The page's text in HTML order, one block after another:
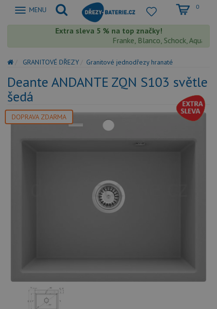
Zobrazit
MENU 0
Extra sleva 5 % na top značky!
Franke, Blanco, Schock,
GRANITOVÉ DŘEZY Granitové jednodřezy hranaté
Deante ANDANTE ZQN S103 světle
šedá
DOPRAVA ZDARMA